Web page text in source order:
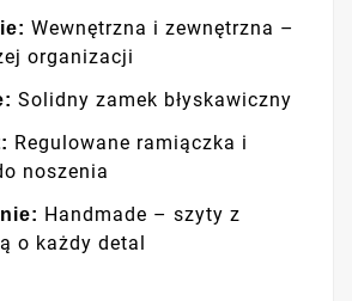
Wewnętrzna i zewnętrzna –
organizacji
Solidny zamek błyskawiczny
Regulowane ramiączka i
noszenia
Handmade – szyty z
o każdy detal